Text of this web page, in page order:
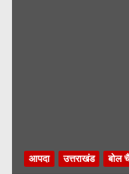
आपदा उत्तराखंड बोल